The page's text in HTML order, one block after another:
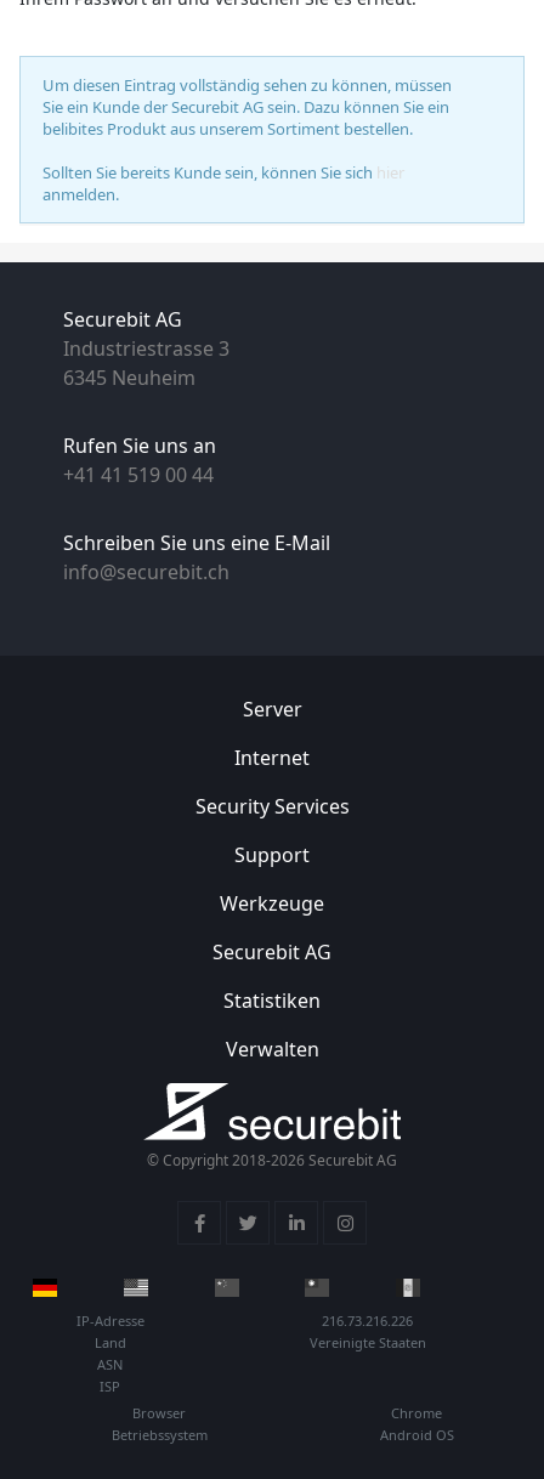
Um diesen Eintrag vollständig sehen zu können, müssen
Sie ein Kunde der Securebit AG sein. Dazu können Sie ein
belibites Produkt aus unserem Sortiment bestellen.
Sollten Sie bereits Kunde sein, können Sie sich hier
anmelden.
Securebit AG
Industriestrasse 3
6345 Neuheim
Rufen Sie uns an
+41 41 519 00 44
Schreiben Sie uns eine E-Mail
info@securebit.ch
Server
Internet
Security Services
Support
Werkzeuge
Securebit AG
Statistiken
Verwalten
© Copyright 2018-2026 Securebit AG
IP-Adresse
216.73.216.226
Land
Vereinigte Staaten
ASN
ISP
Browser
Chrome
Betriebssystem
Android OS